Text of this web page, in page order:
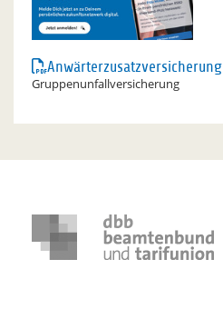
Anwärterzusatzversicherung
Gruppenunfallversicherung